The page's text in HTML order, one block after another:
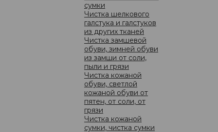
сумки
Чистка шелкового
галстука и галстуков
из других тканей
Чистка замшевой
обуви, зимней обуви
из замши от соли,
пыли и грязи
Чистка кожаной
обуви, светлой
кожаной обуви от
пятен, от соли, от
грязи
Чистка кожаной
сумки, чистка сумки
гипоаллергенными препаратами,
загрязнения любой сложности, но и насыщают
от преждевременного осветления.
- это всегда без риска для изделия и лишних
локально устранят потёртые участки,
UNMOMENTO, инновационные технологии,
безопасные препараты - надёжность и